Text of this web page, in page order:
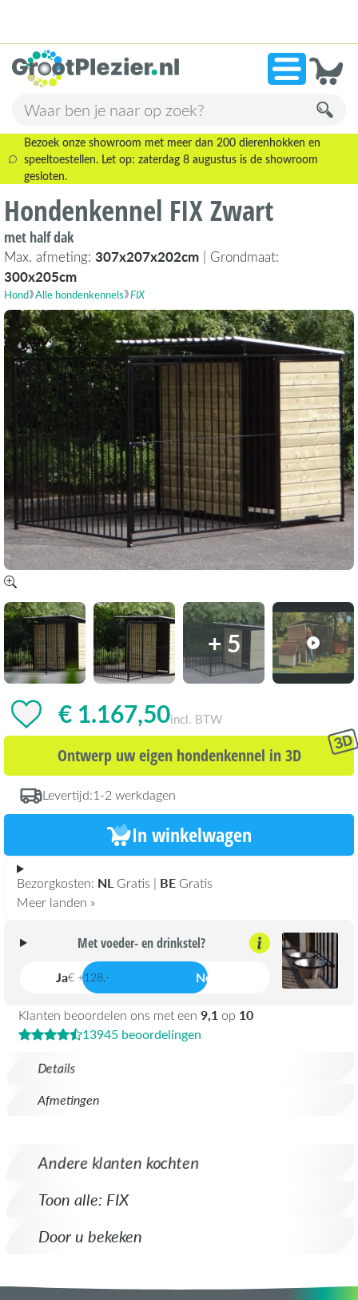
»13.945 beoordelingen!
Bezoek onze showroom met meer dan 200 dierenhokken en
speeltoestellen. Let op: zaterdag 8 augustus is de showroom
gesloten.
Hondenkennel FIX Zwart
met half dak
Max. afmeting: 307x207x202cm | Grondmaat:
300x205cm
Hond Alle hondenkennels FIX
+ 5
Details
Afmetingen
€ 1.167,50incl. BTW
Ontwerp uw eigen hondenkennel in 3D
Levertijd:1-2 werkdagen
In winkelwagen
Bezorgkosten: NL Gratis | BE Gratis
Meer landen »
Klanten beoordelen ons met een 9,1 op 10
13945 beoordelingen
Met voeder- en drinkstel?
Ja€ +128,- Nee
Andere klanten kochten
Toon alle: FIX
Door u bekeken